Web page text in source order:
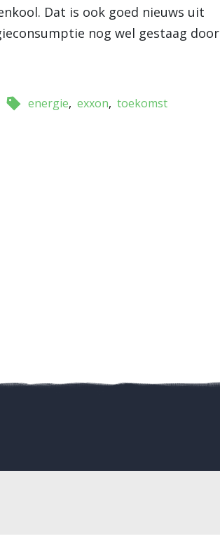
Dat is ook goed nieuws uit
nog wel gestaag door
energie exxon toekomst